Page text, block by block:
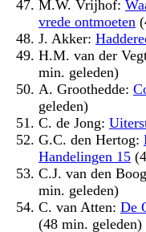
M.W. Vrijhof:
vrede ontmoeten
J. Akker:
H.M. van der
min. geleden)
A. Groothedde:
geleden)
C. de Jong:
G.C. den Hertog:
Handelingen 15
C.J. van den
min. geleden)
C. van Atten: De
(48 min. geleden)